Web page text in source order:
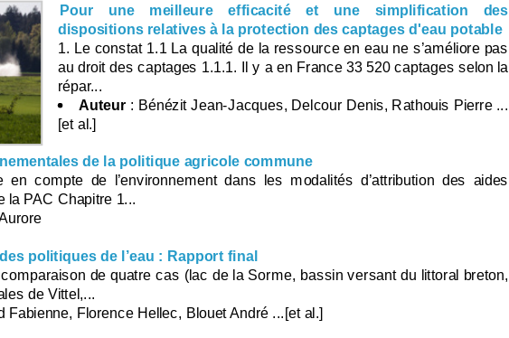
Pour une meilleure efficacité et une simplification des
dispositions relatives à la protection des captages d'eau potable
1. Le constat 1.1 La qualité de la ressource en eau ne s’améliore pas
au droit des captages 1.1.1. Il y a en France 33 520 captages selon la
répar...
Auteur : Bénézit Jean-Jacques, Delcour Denis, Rathouis Pierre ...
[et al.]
de la politique agricole commune
compte de l’environnement dans les modalités d’attribution des aides
la PAC Chapitre 1...
politiques de l’eau : Rapport final
de quatre cas (lac de la Sorme, bassin versant du littoral breton,
de Vittel,...
Fabienne, Florence Hellec, Blouet André ...[et al.]